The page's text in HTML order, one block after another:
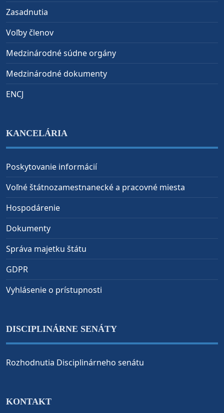
Zasadnutia
Voľby členov
Medzinárodné súdne orgány
Medzinárodné dokumenty
ENCJ
KANCELÁRIA
Poskytovanie informácií
Voľné štátnozamestnanecké a pracovné miesta
Hospodárenie
Dokumenty
Správa majetku štátu
GDPR
Vyhlásenie o prístupnosti
DISCIPLINÁRNE SENÁTY
Rozhodnutia Disciplinárneho senátu
KONTAKT